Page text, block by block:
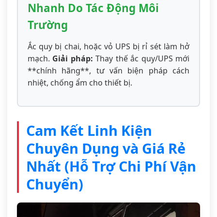
Nhanh Do Tác Động Môi
Trường
Ắc quy bị chai, hoặc vỏ UPS bị rỉ sét làm hở
mạch. Giải pháp: Thay thế ắc quy/UPS mới
**chính hãng**, tư vấn biện pháp cách
nhiệt, chống ẩm cho thiết bị.
Cam Kết Linh Kiện
Chuyên Dụng và Giá Rẻ
Nhất (Hỗ Trợ Chi Phí Vận
Chuyển)